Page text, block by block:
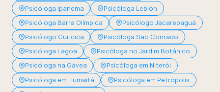
Psicóloga Ipanema
Psicóloga Leblon
Psicóloga Barra Olímpica
Psicólogo Jacarepaguá
Psicólogo Curicica
Psicóloga São Conrado
Psicóloga Lagoa
Psicóloga no Jardim Botânico
Psicóloga na Gávea
Psicóloga em Niterói
Psicóloga em Humaitá
Psicóloga em Petrópolis